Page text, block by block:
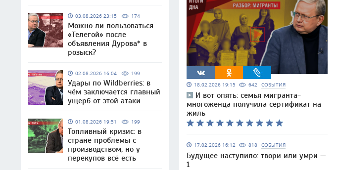
03.08.2026 23:15 174
Можно ли пользоваться
«Телегой» после
объявления Дурова* в
розыск?
02.08.2026 16:04 199
Удары по Wildberries: в
чём заключается главный
ущерб от этой атаки
01.08.2026 19:51 199
Топливный кризис: в
стране проблемы с
производством, но у
перекупов всё есть
18.02.2026 19:15 642 СОБЫТИЯ
И вот опять: семья мигранта-
многоженца получила сертификат на
жиль
17.02.2026 16:12 818 СОБЫТИЯ
Будущее наступило: твори или умри —
1